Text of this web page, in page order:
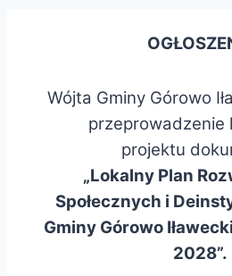
Wójta Gminy Górowo
przeprowadzenie
projektu
„Lokalny Plan
Społecznych i
Gminy Górowo
2028”.